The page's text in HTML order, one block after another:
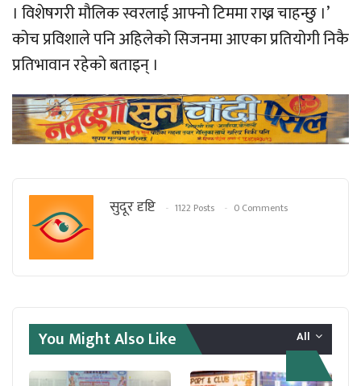
। विशेषगरी मौलिक स्वरलाई आफ्नो टिममा राख्न चाहन्छु ।’
कोच प्रविशाले पनि अहिलेको सिजनमा आएका प्रतियोगी निकै
प्रतिभावान रहेको बताइन् ।
सुदूर दृष्टि 1122 Posts 0 Comments
All
You Might Also Like